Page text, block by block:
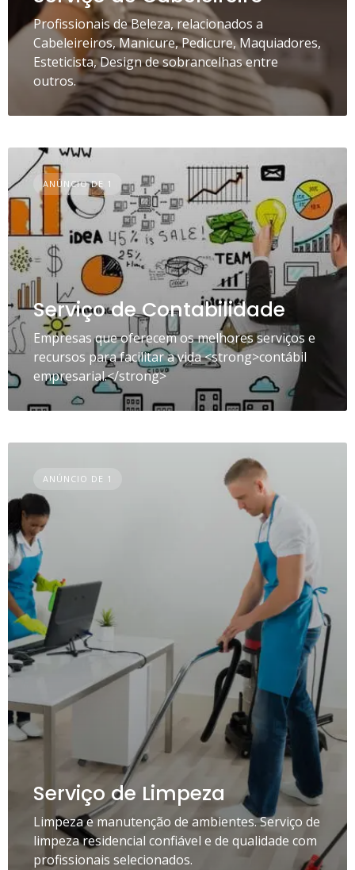
Profissionais de Beleza, relacionados a
Cabeleireiros, Manicure, Pedicure, Maquiadores,
Esteticista, Design de sobrancelhas entre
outros.
ANÚNCIO DE 1
Serviço de Contabilidade
Empresas que oferecem os melhores serviços e
recursos para facilitar a vida <strong>contábil
empresarial.</strong>
ANÚNCIO DE 1
Serviço de Limpeza
Limpeza e manutenção de ambientes. Serviço de
limpeza residencial confiável e de qualidade com
profissionais selecionados.